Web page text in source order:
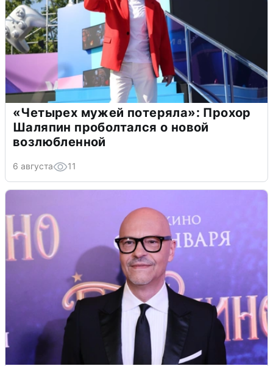
«Четырех мужей потеряла»: Прохор
Шаляпин проболтался о новой
возлюбленной
6 августа 11